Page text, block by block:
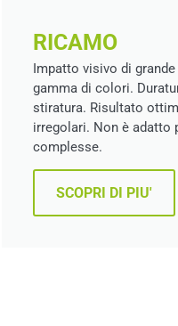
RICAMO
Impatto visivo di
gamma di colori.
stiratura. Risultato
irregolari. Non è adatto
complesse.
SCOPRI DI PIU'